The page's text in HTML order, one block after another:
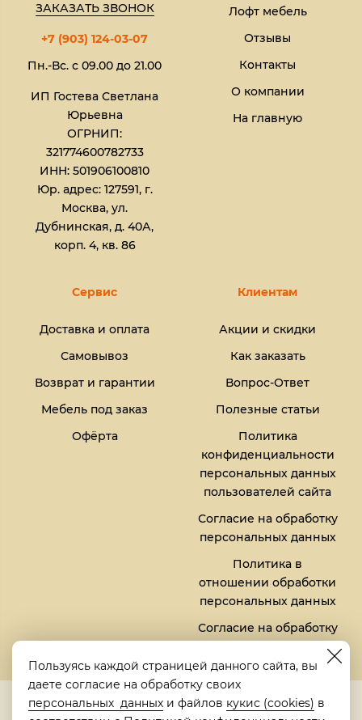
ЗАКАЗАТЬ ЗВОНОК
+7 (903) 124-03-07
Пн.-Вс. с 09.00 до 21.00
ИП Гостева Светлана
Юрьевна​
ОГРНИП:
321774600782733
ИНН: 501906100810
Юр. адрес: 127591, г.
Москва, ул.
Дубнинская, д. 40А,
корп. 4, кв. 86
Лофт мебель
Отзывы
Контакты
О компании
На главную
Сервис
Доставка и оплата
Самовывоз
Возврат и гарантии
Мебель под заказ
Офёрта
Клиентам
Акции и скидки
Как заказать
Вопрос-Ответ
Полезные статьи
Политика
конфиденциальности
персональных данных
пользователей сайта
Согласие на обработку
персональных данных
Политика в
отношении обработки
персональных данных
Согласие на обработку
файлов кукис (cookies)
5,0
Пользуясь каждой страницей данного сайта, вы
даете согласие на обработку своих
персональных данных и файлов кукис (cookies) в